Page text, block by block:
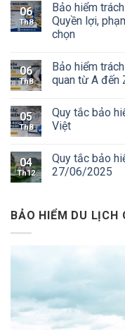
06
Th8
Bảo hiểm
Quyền lợi,
chọn
06
Th8
Bảo hiểm
quan từ A đến
05
Th8
Quy tắc bảo
Việt
04
Th12
Quy tắc bảo
27/06/2025
BẢO HIỂM DU LỊCH